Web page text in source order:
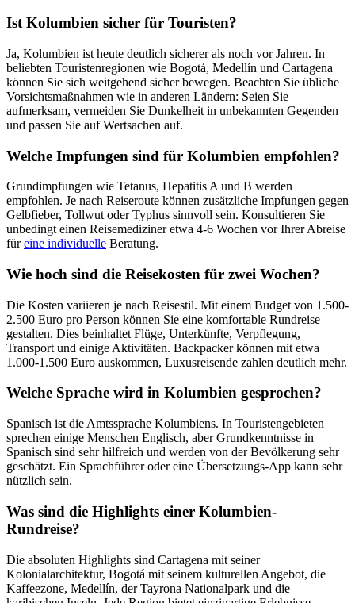
Ist Kolumbien sicher für Touristen?
Ja, Kolumbien ist heute deutlich sicherer als noch vor Jahren. In
beliebten Touristenregionen wie Bogotá, Medellín und Cartagena
können Sie sich weitgehend sicher bewegen. Beachten Sie übliche
Vorsichtsmaßnahmen wie in anderen Ländern: Seien Sie
aufmerksam, vermeiden Sie Dunkelheit in unbekannten Gegenden
und passen Sie auf Wertsachen auf.
Welche Impfungen sind für Kolumbien empfohlen?
Grundimpfungen wie Tetanus, Hepatitis A und B werden
empfohlen. Je nach Reiseroute können zusätzliche Impfungen gegen
Gelbfieber, Tollwut oder Typhus sinnvoll sein. Konsultieren Sie
unbedingt einen Reisemediziner etwa 4-6 Wochen vor Ihrer Abreise
füreine individuelle Beratung.
Wie hoch sind die Reisekosten für zwei Wochen?
Die Kosten variieren je nach Reisestil. Mit einem Budget von 1.500-
2.500 Euro pro Person können Sie eine komfortable Rundreise
gestalten. Dies beinhaltet Flüge, Unterkünfte, Verpflegung,
Transport und einige Aktivitäten. Backpacker können mit etwa
1.000-1.500 Euro auskommen, Luxusreisende zahlen deutlich mehr.
Welche Sprache wird in Kolumbien gesprochen?
Spanisch ist die Amtssprache Kolumbiens. In Touristengebieten
sprechen einige Menschen Englisch, aber Grundkenntnisse in
Spanisch sind sehr hilfreich und werden von der Bevölkerung sehr
geschätzt. Ein Sprachführer oder eine Übersetzungs-App kann sehr
nützlich sein.
Was sind die Highlights einer Kolumbien-
Rundreise?
Die absoluten Highlights sind Cartagena mit seiner
Kolonialarchitektur, Bogotá mit seinem kulturellen Angebot, die
Kaffeezone, Medellín, der Tayrona Nationalpark und die